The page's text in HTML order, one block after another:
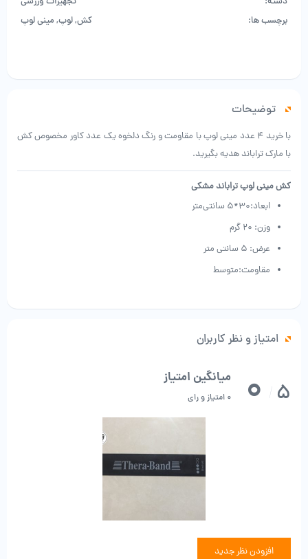
برچسب ها:
کش,لوپ, مینی لوپ
توضیحات
با خرید 4 عدد مینی لوپ با مقاومت و رنگ دلخوه یک عدد کاور مخصوص کش
با مارک تراباند هدیه بگیرید.
کش مینی لوپ تراباند مشکی
ابعاد:30*5 سانتی‌متر
وزن: 20 گرم
عرض: 5 سانتی متر
مقاومت:متوسط
امتیاز و نظر کاربران
5
0 میانگین امتیاز
0 امتیاز و رای
افزودن نظر جدید